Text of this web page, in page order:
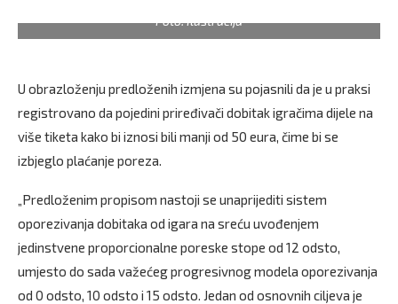
Foto: Ilustracija
U obrazloženju predloženih izmjena su pojasnili da je u praksi
registrovano da pojedini priređivači dobitak igračima dijele na
više tiketa kako bi iznosi bili manji od 50 eura, čime bi se
izbjeglo plaćanje poreza.
„Predloženim propisom nastoji se unaprijediti sistem
oporezivanja dobitaka od igara na sreću uvođenjem
jedinstvene proporcionalne poreske stope od 12 odsto,
umjesto do sada važećeg progresivnog modela oporezivanja
od 0 odsto, 10 odsto i 15 odsto. Jedan od osnovnih ciljeva je